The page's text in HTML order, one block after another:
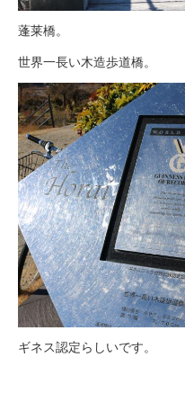
蓬莱橋。
世界一長い木造歩道橋。
ギネス認定らしいです。